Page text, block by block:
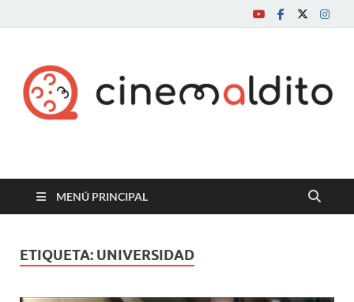
Cine maldito
MENÚ PRINCIPAL
ETIQUETA: UNIVERSIDAD